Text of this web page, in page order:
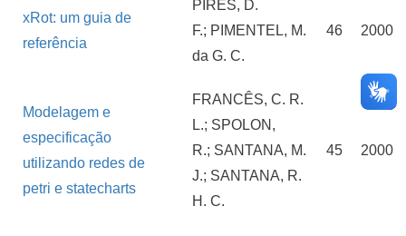
xRot: um guia de
referência
PIRES, D.
F.; PIMENTEL, M.
da G. C.
46 2000
Modelagem e
especificação
utilizando redes de
petri e statecharts
FRANCÊS, C. R.
L.; SPOLON,
R.; SANTANA, M.
J.; SANTANA, R.
H. C.
45 2000